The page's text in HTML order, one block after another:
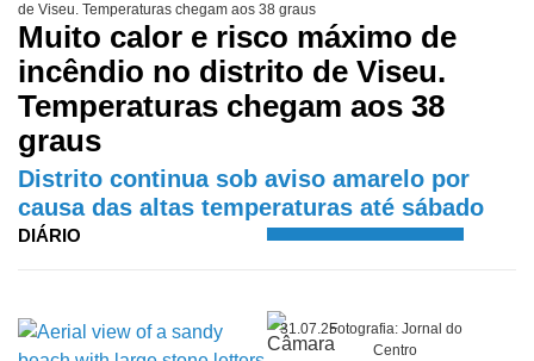
de Viseu. Temperaturas chegam aos 38 graus
Muito calor e risco máximo de
incêndio no distrito de Viseu.
Temperaturas chegam aos 38
graus
Distrito continua sob aviso amarelo por
causa das altas temperaturas até sábado
DIÁRIO
31.07.25Fotografia: Jornal do
Centro